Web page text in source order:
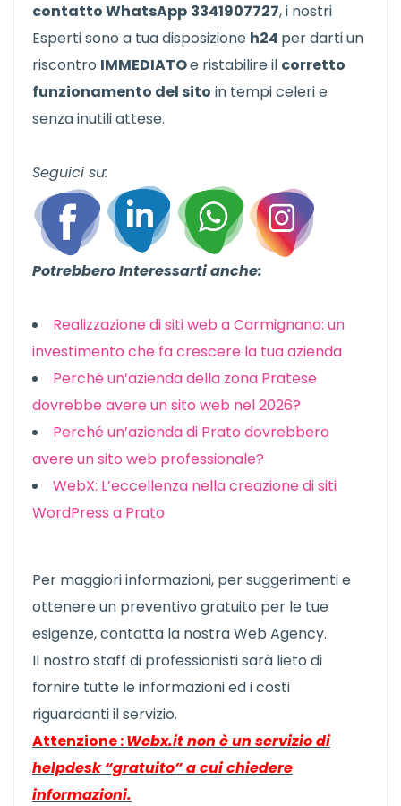
contatto WhatsApp 3341907727, i nostri
Esperti sono a tua disposizione h24 per darti un
riscontro IMMEDIATOe ristabilire il corretto
funzionamento del sito in tempi celeri e
senza inutili attese.
Seguici su:
Potrebbero Interessarti anche:
Realizzazione di siti web a Carmignano: un
investimento che fa crescere la tua azienda
Perché un’azienda della zona Pratese
dovrebbe avere un sito web nel 2026?
Perché un’azienda di Prato dovrebbero
avere un sito web professionale?
WebX: L’eccellenza nella creazione di siti
WordPress a Prato
Per maggiori informazioni, per suggerimenti e
ottenere un preventivo gratuito per le tue
esigenze, contatta la nostra Web Agency.
Il nostro staff di professionisti sarà lieto di
fornire tutte le informazioni ed i costi
riguardanti il servizio.
Attenzione :Webx.it non è un servizio di
helpdesk “gratuito” a cui chiedere
informazioni.